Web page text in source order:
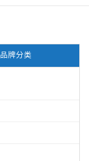
品牌分类